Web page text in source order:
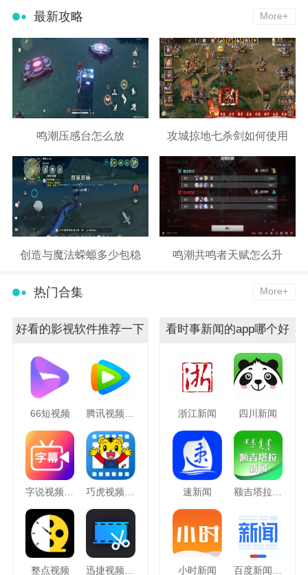
最新攻略 More+
鸣潮压感台怎么放 攻城掠地七杀剑如何使用
创造与魔法蝾螈多少包稳 鸣潮共鸣者天赋怎么升
热门合集 More+
好看的影视软件推荐一下
66短视频 腾讯视频hd
整点视频
看时事新闻的app哪个好
浙江新闻 四川新闻
速新闻
小时新闻